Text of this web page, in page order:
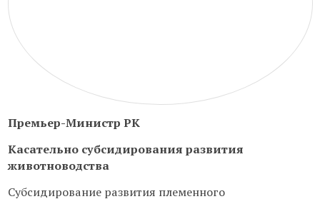
Премьер-Министр РК
Касательно субсидирования развития
животноводства
Субсидирование развития племенного